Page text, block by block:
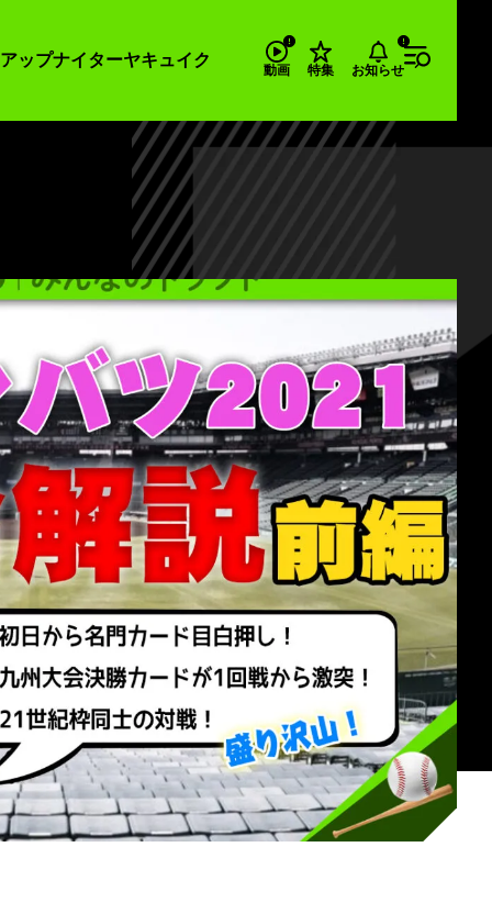
ップナイターヤキュイク
動画 特集 お知らせ